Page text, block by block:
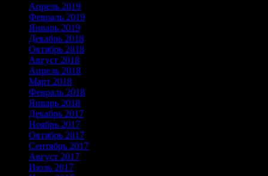
Апрель 2019
Февраль 2019
Январь 2019
Декабрь 2018
Октябрь 2018
Август 2018
Апрель 2018
Март 2018
Февраль 2018
Январь 2018
Декабрь 2017
Ноябрь 2017
Октябрь 2017
Сентябрь 2017
Август 2017
Июль 2017